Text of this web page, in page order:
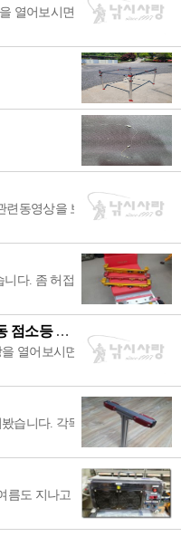
을 열어보시면 더 상세한 내용
동영상을 보시실수 있습니다
다. 좀 허접하더라도...
원터치로 열고 닫으며 여 닫을때 자동 점소등 내통 세개가 들어가는 만능미끼통
을 열어보시면 더 상세한 내
습니다. 각목이 설치된 낚시터
름도 지나고 어느덧 우리곁에